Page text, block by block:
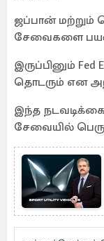
ஜப்பான் மற்றும்
சேவைகளை
இருப்பினும்
தொடரும் என
இந்த
சேவையில்